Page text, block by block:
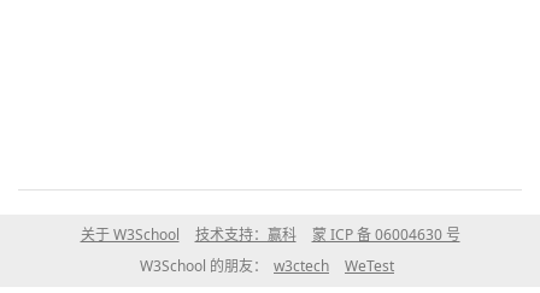
关于 W3School 技术支持：赢科
蒙 ICP 备 06004630 号
W3School 的朋友：
w3ctech WeTest